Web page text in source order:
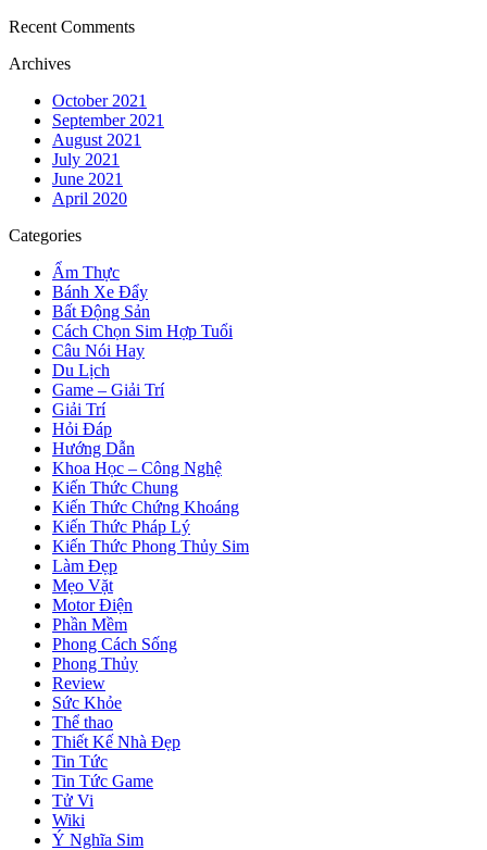
Recent Comments
Archives
October 2021
September 2021
August 2021
July 2021
June 2021
April 2020
Categories
Ẩm Thực
Bánh Xe Đẩy
Bất Động Sản
Cách Chọn Sim Hợp Tuổi
Câu Nói Hay
Du Lịch
Game – Giải Trí
Giải Trí
Hỏi Đáp
Hướng Dẫn
Khoa Học – Công Nghệ
Kiến Thức Chung
Kiến Thức Chứng Khoáng
Kiến Thức Pháp Lý
Kiến Thức Phong Thủy Sim
Làm Đẹp
Mẹo Vặt
Motor Điện
Phần Mềm
Phong Cách Sống
Phong Thủy
Review
Sức Khỏe
Thể thao
Thiết Kế Nhà Đẹp
Tin Tức
Tin Tức Game
Tử Vi
Wiki
Ý Nghĩa Sim